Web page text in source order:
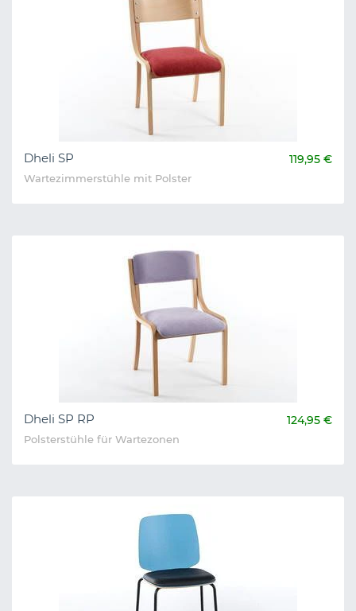
Dheli SP 119,95 €
Wartezimmerstühle mit Polster
Dheli SP RP 124,95 €
Polsterstühle für Wartezonen